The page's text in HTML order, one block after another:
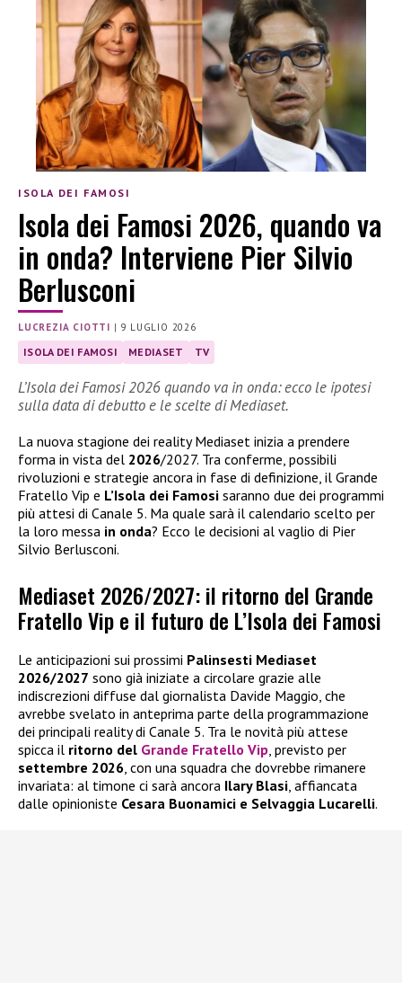
ISOLA DEI FAMOSI
Isola dei Famosi 2026, quando va
in onda? Interviene Pier Silvio
Berlusconi
LUCREZIA CIOTTI | 9 LUGLIO 2026
ISOLA DEI FAMOSI MEDIASET TV
L’Isola dei Famosi 2026 quando va in onda: ecco le ipotesi
sulla data di debutto e le scelte di Mediaset.
La nuova stagione dei reality Mediaset inizia a prendere
forma in vista del 2026/2027. Tra conferme, possibili
rivoluzioni e strategie ancora in fase di definizione, il Grande
Fratello Vip e L’Isola dei Famosi saranno due dei programmi
più attesi di Canale 5. Ma quale sarà il calendario scelto per
la loro messa in onda? Ecco le decisioni al vaglio di Pier
Silvio Berlusconi.
Mediaset 2026/2027: il ritorno del Grande
Fratello Vip e il futuro de L’Isola dei Famosi
Le anticipazioni sui prossimi Palinsesti Mediaset
2026/2027 sono già iniziate a circolare grazie alle
indiscrezioni diffuse dal giornalista Davide Maggio, che
avrebbe svelato in anteprima parte della programmazione
dei principali reality di Canale 5. Tra le novità più attese
spicca il ritorno del Grande Fratello Vip , previsto per
settembre 2026 , con una squadra che dovrebbe rimanere
invariata: al timone ci sarà ancora Ilary Blasi , affiancata
dalle opinioniste Cesara Buonamici e Selvaggia Lucarelli.